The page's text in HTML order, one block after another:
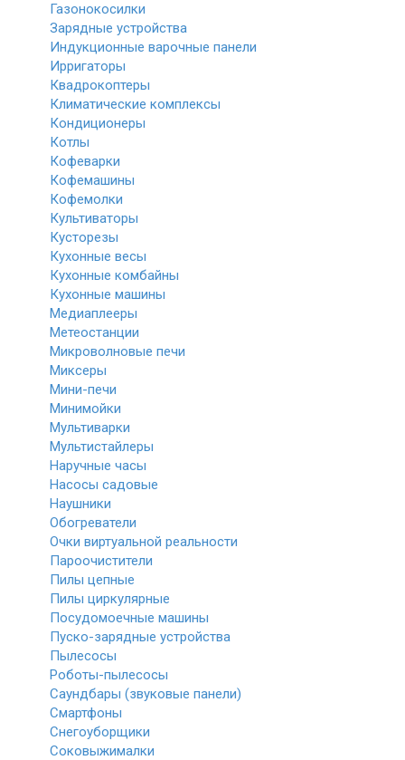
Газонокосилки
Зарядные устройства
Индукционные варочные панели
Ирригаторы
Квадрокоптеры
Климатические комплексы
Кондиционеры
Котлы
Кофеварки
Кофемашины
Кофемолки
Культиваторы
Кусторезы
Кухонные весы
Кухонные комбайны
Кухонные машины
Медиаплееры
Метеостанции
Микроволновые печи
Миксеры
Мини-печи
Минимойки
Мультиварки
Мультистайлеры
Наручные часы
Насосы садовые
Наушники
Обогреватели
Очки виртуальной реальности
Пароочистители
Пилы цепные
Пилы циркулярные
Посудомоечные машины
Пуско-зарядные устройства
Пылесосы
Роботы-пылесосы
Саундбары (звуковые панели)
Смартфоны
Снегоуборщики
Соковыжималки